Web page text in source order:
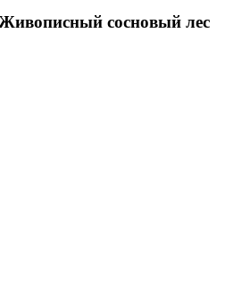
сосновый лес